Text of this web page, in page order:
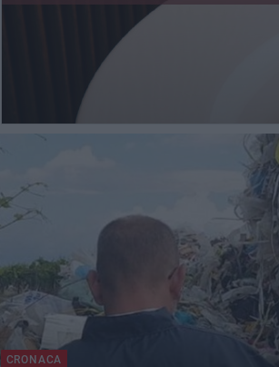
CRONACA